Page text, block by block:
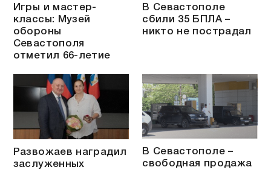
Игры и мастер-
классы: Музей
обороны
Севастополя
отметил 66-летие
В Севастополе
сбили 35 БПЛА –
никто не пострадал
Развожаев наградил
заслуженных
В Севастополе –
свободная продажа